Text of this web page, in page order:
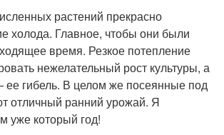
растений прекрасно
холода. Главное, чтобы они были
время. Резкое потепление
нежелательный рост культуры, а
гибель. В целом же посеянные под
отличный ранний урожай. Я
уже который год!